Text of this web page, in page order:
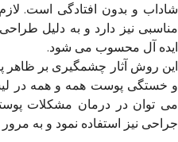
شاداب و بدون افتادگی است. لازم
مناسبی نیز دارد و به دلیل
ایده آل محسوب می شود.
این روش آثار چشمگیری بر ظاهر
و خستگی پوست همه و همه در
می توان در درمان مشکلات
جراحی نیز استفاده نمود و به